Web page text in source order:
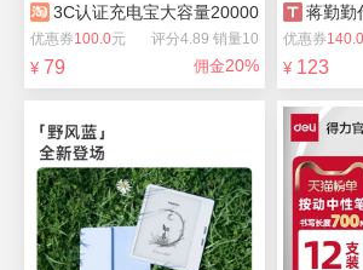
3C认证充电宝大容量20000毫安120W超
优惠券100.0元 评分4.89 销量10
¥ 79 佣金20%
蒋勤勤
优惠券140.0
¥ 123